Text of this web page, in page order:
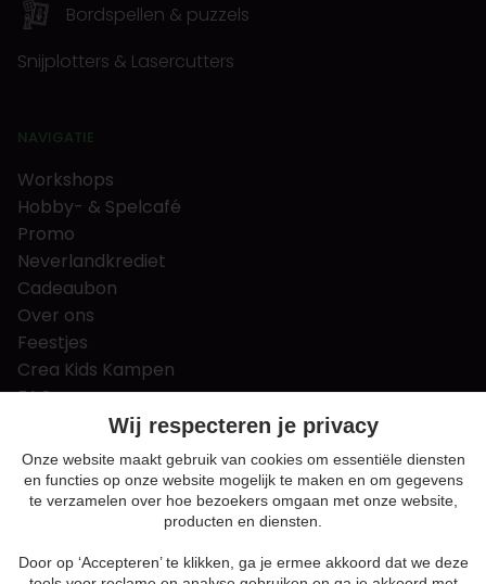
Bordspellen & puzzels
Snijplotters & Lasercutters
NAVIGATIE
Workshops
Hobby- & Spelcafé
Promo
Neverlandkrediet
Cadeaubon
Over ons
Feestjes
Crea Kids Kampen
FAQ
Tips & tricks
Contact
Nieuws & Vacatures
Algemene voorwaarden
Wij respecteren je privacy
Onze website maakt gebruik van cookies om essentiële diensten
en functies op onze website mogelijk te maken en om gegevens
te verzamelen over hoe bezoekers omgaan met onze website,
producten en diensten.
Door op ‘Accepteren’ te klikken, ga je ermee akkoord dat we deze